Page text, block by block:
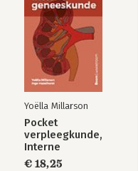
Yoëlla Millarson
Pocket
verpleegkunde,
Interne
geneeskunde
€ 18,25